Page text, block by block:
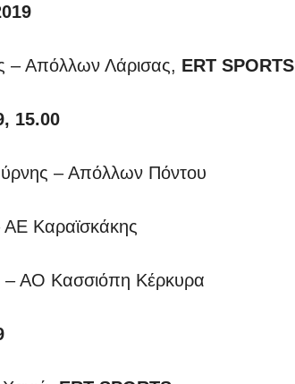
– Απόλλων Λάρισας, ERT SPORTS
15.00
– Απόλλων Πόντου
Καραϊσκάκης
– ΑΟ Κασσιόπη Kέρκυρα